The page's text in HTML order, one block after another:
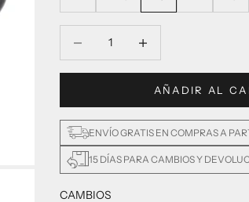
AÑADIR AL
ENVÍO GRATIS EN COMPRAS A
15 DÍAS PARA CAMBIOS Y
CAMBIOS